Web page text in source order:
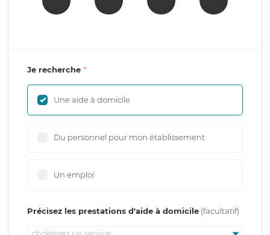
Je recherche
Une aide à domicile
Du personnel pour mon établissement
Un emploi
Précisez les prestations d'aide à domicile